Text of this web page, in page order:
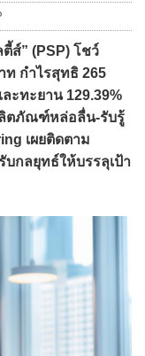
ตี้ส์” (PSP) โชว์
ท กำไรสุทธิ 265
ะทะยาน 129.39%
ลิตภัณฑ์หล่อลื่น-รับรู้
เผยติดตาม
กลยุทธ์ให้บรรลุเป้า